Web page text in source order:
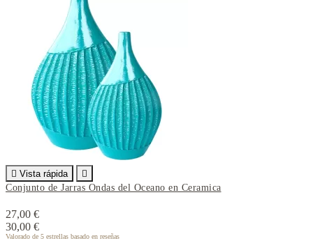
 Vista rápida

Conjunto de Jarras Ondas del Oceano en Ceramica
27,00 €
30,00 €
Valorado de 5 estrellas basado en reseñas